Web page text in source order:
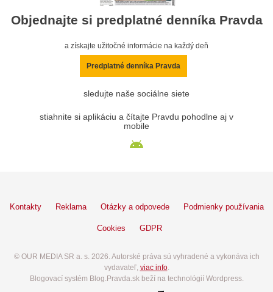
Objednajte si predplatné denníka Pravda
a získajte užitočné informácie na každý deň
Predplatné denníka Pravda
sledujte naše sociálne siete
stiahnite si aplikáciu a čítajte Pravdu pohodlne aj v
mobile
Kontakty Reklama Otázky a odpovede Podmienky používania
Cookies GDPR
© OUR MEDIA SR a. s. 2026. Autorské práva sú vyhradené a vykonáva ich
vydavateľ, viac info.
Blogovací systém Blog.Pravda.sk beží na technológií Wordpress.